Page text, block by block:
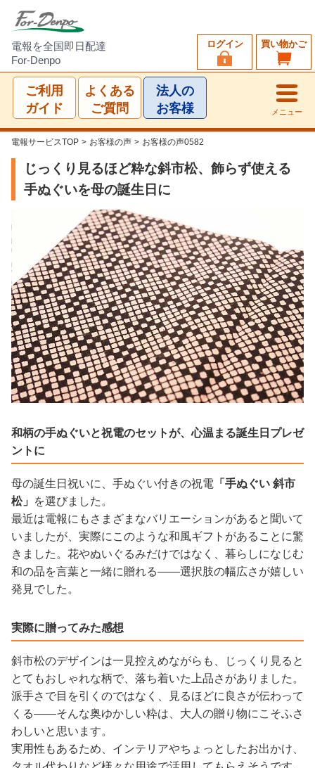
電報を全国即日配達
For-Denpo
買い物かご
ログイン
ご利用
ガイド
よくある
ご質問
法人の
お客様
メニュー
電報サービスTOP > お客様の声 > お客様の声0582
じっくり見るほど粋な斜市松、飾らず使える
手ぬぐいを母の誕生日に
和柄の手ぬぐいと祝電のセットが、心温まる誕生日プレゼ
ントに
母の誕生日祝いに、手ぬぐい付きの祝電 「手ぬぐい 斜市
松」
を選びました。
最近は電報にもさまざまなバリエーションがあると聞いて
いましたが、実際にこのような和風ギフトがあることに驚
きました。花やぬいぐるみだけではなく、暮らしになじむ
和の品を言葉と一緒に贈れる——選択肢の幅広さが嬉しい
発見でした。
実際に贈ってみた感想
斜市松のデザインは一見控えめながらも、じっくり見ると
とてもおしゃれな柄で、落ち着いた上品さがありました。
派手さで目を引くのではなく、見るほどに良さが伝わって
くる——そんな奥ゆかしい粋は、大人の贈り物にこそふさ
わしいと思います。
実用性もあるため、インテリアやちょっとしたお出かけ、